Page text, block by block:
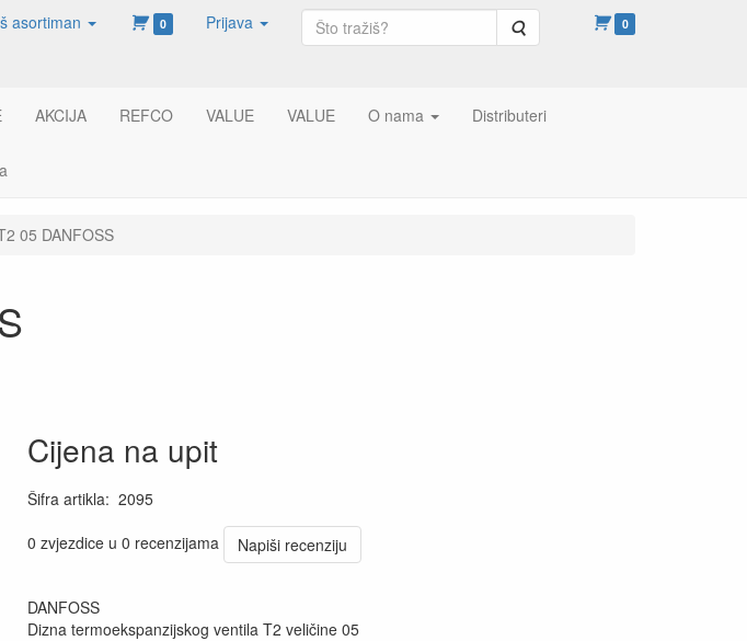
asortiman 0 Prijava Pretraga 0
AKCIJA REFCO VALUE VALUE O nama Distributeri
05 DANFOSS
Cijena na upit
Šifra artikla: 2095
0 zvjezdice u 0 recenzijama
Napiši recenziju
DANFOSS
Dizna termoekspanzijskog ventila T2 veličine 05